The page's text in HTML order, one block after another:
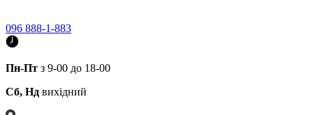
096 888-1-883
Пн-Пт з 9-00 до 18-00
Сб, Нд вихідний